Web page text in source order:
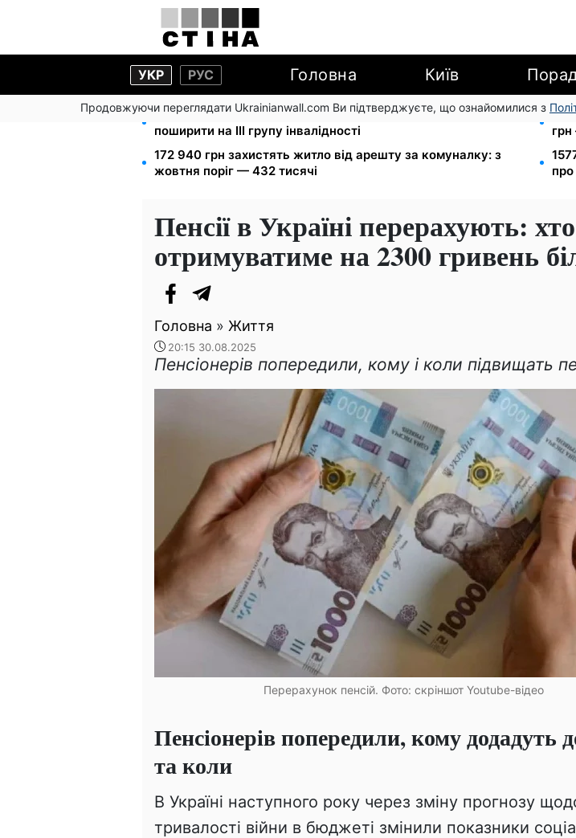
УКР РУС Головна Київ
Продовжуючи переглядати Ukrainianwall.com Ви підтверджуєте, що ознайомилися з
120 000 грн на авто: компенсацію для ветеранів хочуть
поширити на III групу інвалідності
172 940 грн захистять житло від арешту за комуналку: з
жовтня поріг — 432 тисячі
Пенсії в Україні перерахують: хто
отримуватиме на 2300 гривень
Головна » Життя
20:15 30.08.2025
Пенсіонерів попередили, кому і коли підвищать
Перерахунок пенсій. Фото: скріншот Youtube-відео
Пенсіонерів попередили, кому додадуть
та коли
В Україні наступного року через зміну прогнозу
тривалості війни в бюджеті змінили показники